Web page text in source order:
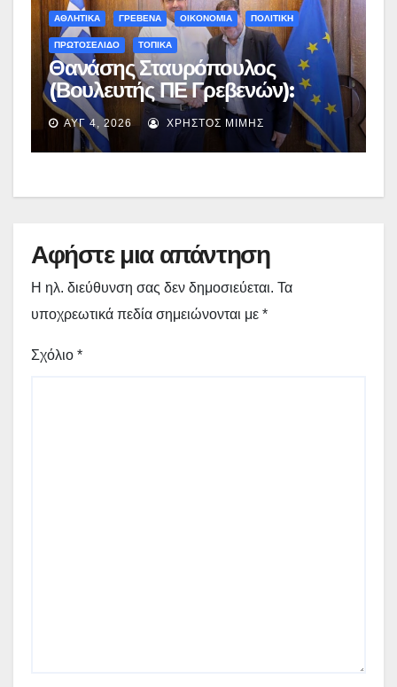
ΑΘΛΗΤΙΚΑ ΓΡΕΒΕΝΑ ΟΙΚΟΝΟΜΙΑ ΠΟΛΙΤΙΚΗ
ΠΡΩΤΟΣΕΛΙΔΟ ΤΟΠΙΚΑ
Θανάσης Σταυρόπουλος
(Βουλευτής ΠΕ Γρεβενών):
Έκτακτη χρηματοδότηση
400.000€ για επιπλέον
εργασίες στο Δημοτικό Στάδιο
ΑΥΓ 4, 2026 ΧΡΉΣΤΟΣ ΜΊΜΗΣ
Αφήστε μια απάντηση
Η ηλ. διεύθυνση σας δεν δημοσιεύεται. Τα
υποχρεωτικά πεδία σημειώνονται με *
Σχόλιο *